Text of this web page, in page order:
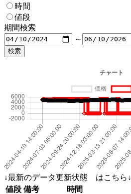
時間
値段
期間検索
～
↓最新のデータ更新状態 はこちら↓
値段 備考
時間